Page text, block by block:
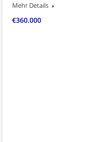
Mehr Details
€360.000